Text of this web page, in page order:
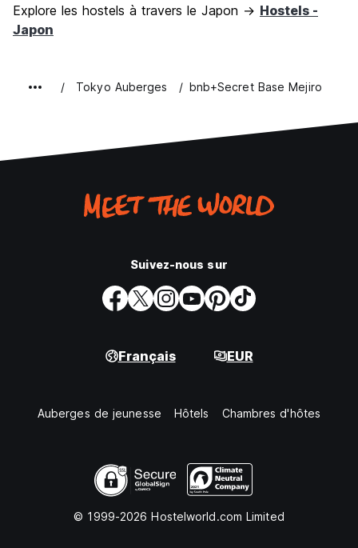
Explore les hostels à travers le Japon → Hostels -
Japon
Tokyo Auberges bnb+Secret Base Mejiro
Suivez-nous sur
Français EUR
Auberges de jeunesse Hôtels Chambres d'hôtes
© 1999-2026 Hostelworld.com Limited